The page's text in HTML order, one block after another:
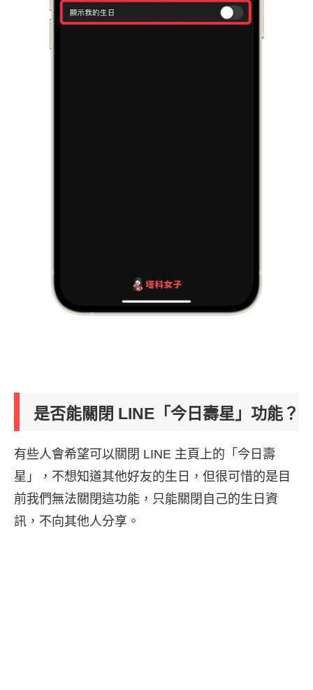
是否能關閉 LINE「今日壽星」功能？
有些人會希望可以關閉 LINE 主頁上的「今日壽
星」，不想知道其他好友的生日，但很可惜的是目
前我們無法關閉這功能，只能關閉自己的生日資
訊，不向其他人分享。